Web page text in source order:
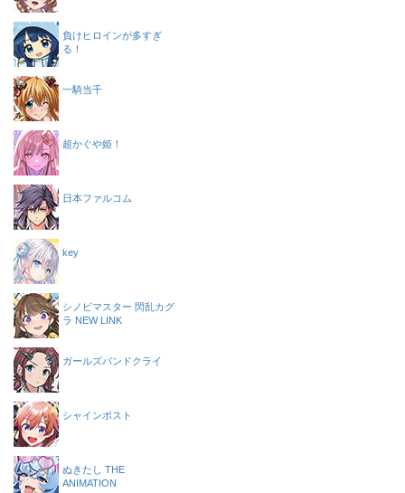
負けヒロインが多すぎ
る！
一騎当千
超かぐや姫！
日本ファルコム
key
シノビマスター 閃乱カグ
ラ NEW LINK
ガールズバンドクライ
シャインポスト
ぬきたし THE
ANIMATION